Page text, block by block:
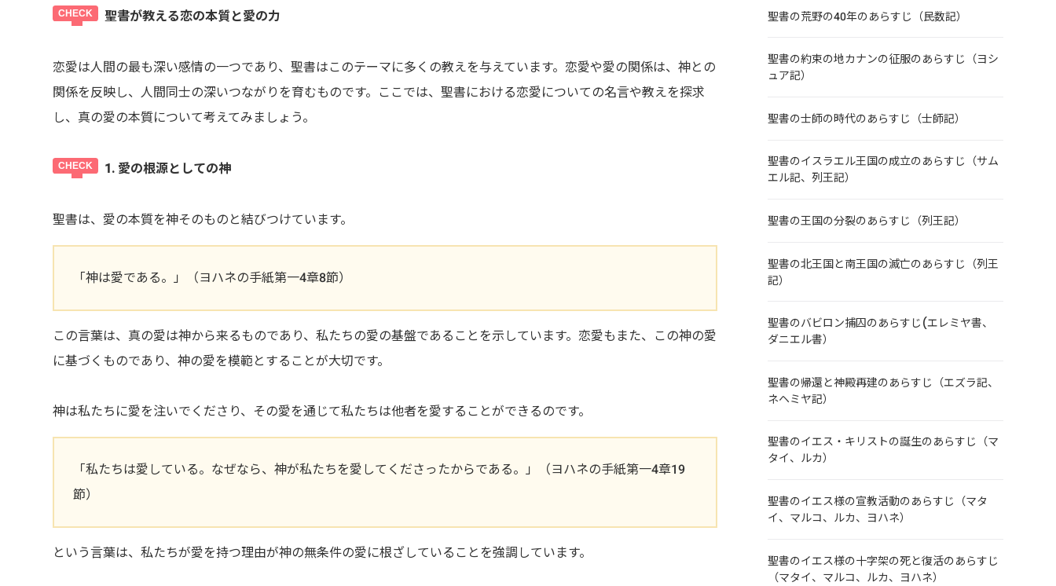
聖書が教える恋の本質と愛の力
恋愛は人間の最も深い感情の一つであり、聖書はこのテーマに多くの教えを与えています。恋愛や愛の関係は、神との
関係を反映し、人間同士の深いつながりを育むものです。ここでは、聖書における恋愛についての名言や教えを探求
し、真の愛の本質について考えてみましょう。
1. 愛の根源としての神
聖書は、愛の本質を神そのものと結びつけています。
「神は愛である。」（ヨハネの手紙第一4章8節）
この言葉は、真の愛は神から来るものであり、私たちの愛の基盤であることを示しています。恋愛もまた、この神の愛
に基づくものであり、神の愛を模範とすることが大切です。
神は私たちに愛を注いでくださり、その愛を通じて私たちは他者を愛することができるのです。
「私たちは愛している。なぜなら、神が私たちを愛してくださったからである。」（ヨハネの手紙第一4章19
節）
という言葉は、私たちが愛を持つ理由が神の無条件の愛に根ざしていることを強調しています。
聖書の荒野の40年のあらすじ（民数記）
聖書の約束の地カナンの征服のあらすじ（ヨシ
ュア記）
聖書の士師の時代のあらすじ（士師記）
聖書のイスラエル王国の成立のあらすじ（サム
エル記、列王記）
聖書の王国の分裂のあらすじ（列王記）
聖書の北王国と南王国の滅亡のあらすじ（列王
記）
聖書のバビロン捕囚のあらすじ(エレミヤ書、
ダニエル書）
聖書の帰還と神殿再建のあらすじ（エズラ記、
ネヘミヤ記）
聖書のイエス・キリストの誕生のあらすじ（マ
タイ、ルカ）
聖書のイエス様の宣教活動のあらすじ（マタ
イ、マルコ、ルカ、ヨハネ）
聖書のイエス様の十字架の死と復活のあらすじ
（マタイ、マルコ、ルカ、ヨハネ）